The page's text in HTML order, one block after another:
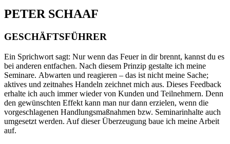
PETER SCHAAF
GESCHÄFTSFÜHRER
Ein Sprichwort sagt: Nur wenn das Feuer in dir brennt, kannst du es
bei anderen entfachen. Nach diesem Prinzip gestalte ich meine
Seminare. Abwarten und reagieren – das ist nicht meine Sache;
aktives und zeitnahes Handeln zeichnet mich aus. Dieses Feedback
erhalte ich auch immer wieder von Kunden und Teilnehmern. Denn
den gewünschten Effekt kann man nur dann erzielen, wenn die
vorgeschlagenen Handlungsmaßnahmen bzw. Seminarinhalte auch
umgesetzt werden. Auf dieser Überzeugung baue ich meine Arbeit
auf.